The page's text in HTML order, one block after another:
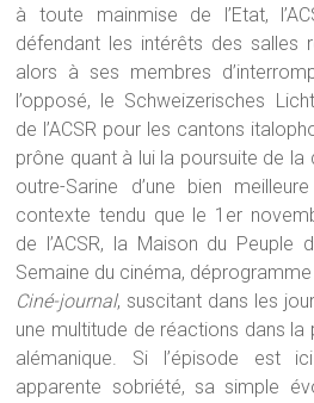
à toute mainmise de l’Etat,
défendant les intérêts des salles
alors à ses membres
l’opposé, le Schweizerisches
de l’ACSR pour les cantons
prône quant à lui la poursuite de la
outre-Sarine d’une bien
contexte tendu que le 1er
de l’ACSR, la Maison du Peuple
Semaine du cinéma,
Ciné-journal, suscitant dans les
une multitude de réactions dans
alémanique. Si l’épisode est
apparente sobriété, sa simple